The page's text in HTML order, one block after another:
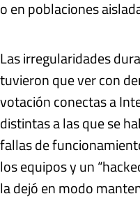
o en poblaciones
Las irregularidades
tuvieron que ver con
votación conectas a
distintas a las que se
fallas de
los equipos y un
la dejó en modo